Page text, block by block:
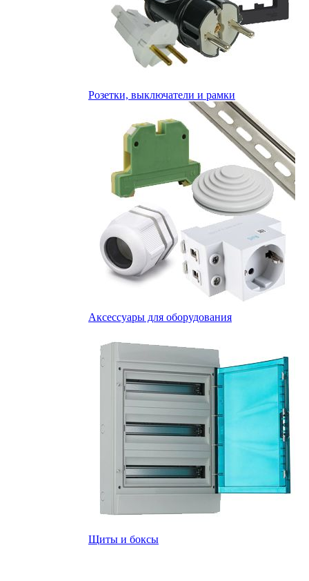
Розетки, выключатели и рамки
Аксессуары для оборудования
Щиты и боксы